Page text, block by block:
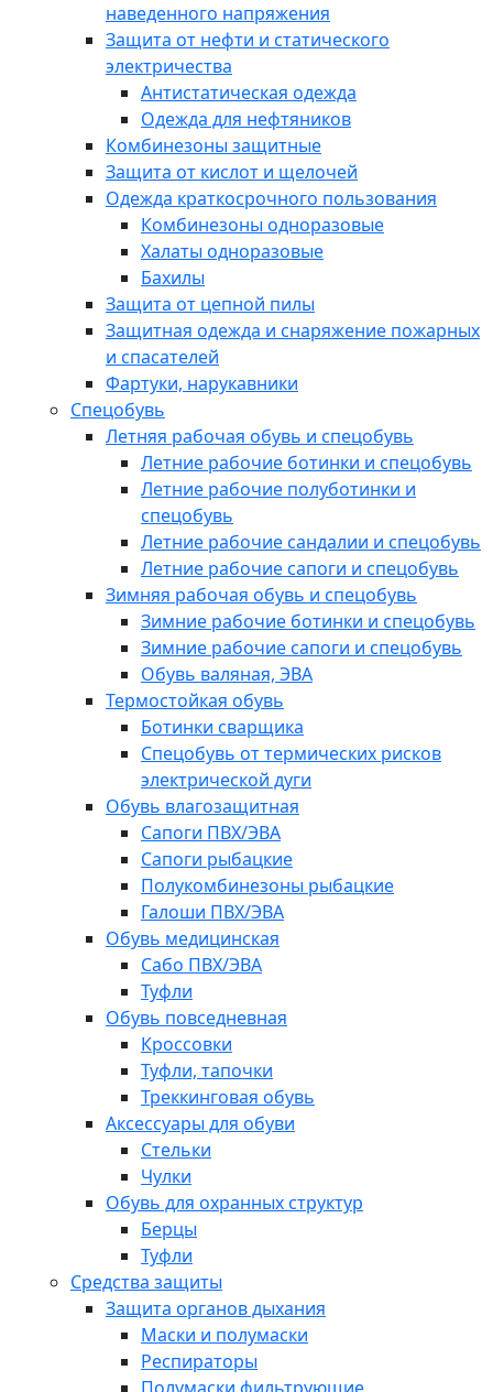
наведенного напряжения
Защита от нефти и статического
электричества
Антистатическая одежда
Одежда для нефтяников
Комбинезоны защитные
Защита от кислот и щелочей
Одежда краткосрочного пользования
Комбинезоны одноразовые
Халаты одноразовые
Бахилы
Защита от цепной пилы
Защитная одежда и снаряжение пожарных
и спасателей
Фартуки, нарукавники
Спецобувь
Летняя рабочая обувь и спецобувь
Летние рабочие ботинки и спецобувь
Летние рабочие полуботинки и
спецобувь
Летние рабочие сандалии и спецобувь
Летние рабочие сапоги и спецобувь
Зимняя рабочая обувь и спецобувь
Зимние рабочие ботинки и спецобувь
Зимние рабочие сапоги и спецобувь
Обувь валяная, ЭВА
Термостойкая обувь
Ботинки сварщика
Спецобувь от термических рисков
электрической дуги
Обувь влагозащитная
Сапоги ПВХ/ЭВА
Сапоги рыбацкие
Полукомбинезоны рыбацкие
Галоши ПВХ/ЭВА
Обувь медицинская
Сабо ПВХ/ЭВА
Туфли
Обувь повседневная
Кроссовки
Туфли, тапочки
Треккинговая обувь
Аксессуары для обуви
Стельки
Чулки
Обувь для охранных структур
Берцы
Туфли
Средства защиты
Защита органов дыхания
Маски и полумаски
Респираторы